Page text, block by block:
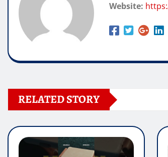
Website:
RELATED STORY